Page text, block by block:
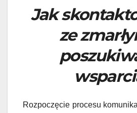
Jak
ze
Rozpoczęcie procesu